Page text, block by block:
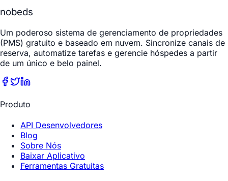
nobeds
Um poderoso sistema de gerenciamento de propriedades
(PMS) gratuito e baseado em nuvem. Sincronize canais de
reserva, automatize tarefas e gerencie hóspedes a partir
de um único e belo painel.
Produto
API Desenvolvedores
Blog
Sobre Nós
Baixar Aplicativo
Ferramentas Gratuitas